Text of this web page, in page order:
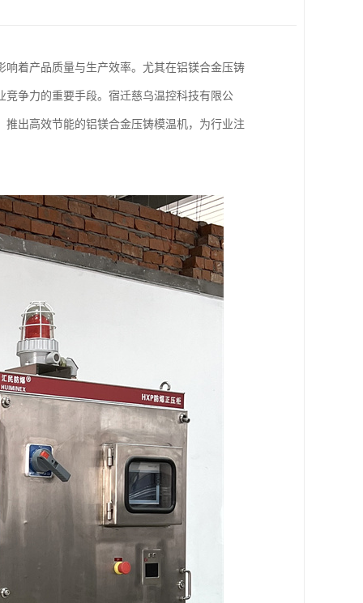
着产品质量与生产效率。尤其在铝镁合金压铸
争力的重要手段。宿迁慈乌温控科技有限公
出高效节能的铝镁合金压铸模温机，为行业注